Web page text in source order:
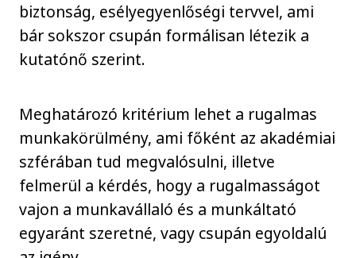
biztonság, esélyegyenlőségi tervvel, ami
bár sokszor csupán formálisan létezik a
kutatónő szerint.
Meghatározó kritérium lehet a rugalmas
munkakörülmény, ami főként az akadémiai
szférában tud megvalósulni, illetve
felmerül a kérdés, hogy a rugalmasságot
vajon a munkavállaló és a munkáltató
egyaránt szeretné, vagy csupán egyoldalú